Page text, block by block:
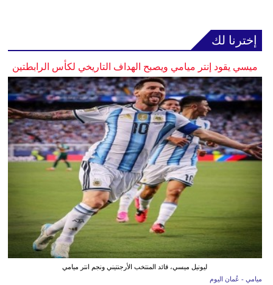
إخترنا لك
ميسي يقود إنتر ميامي ويصبح الهداف التاريخي لكأس الرابطتين
ليونيل ميسي، قائد المنتخب الأرجنتيني ونجم انتر ميامي
ميامي - عُمان اليوم